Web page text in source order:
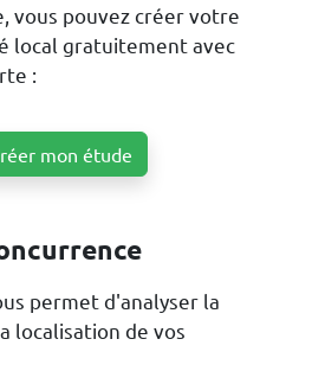
vous pouvez créer votre
local gratuitement avec
:
mon étude
permet d'analyser la
localisation de vos